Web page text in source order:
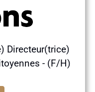
Directeur(trice)
- (F/H)